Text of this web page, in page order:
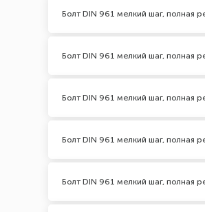
Болт DIN 961 мелкий шаг, полная
Болт DIN 961 мелкий шаг, полная
Болт DIN 961 мелкий шаг, полная
Болт DIN 961 мелкий шаг, полная
Болт DIN 961 мелкий шаг, полная